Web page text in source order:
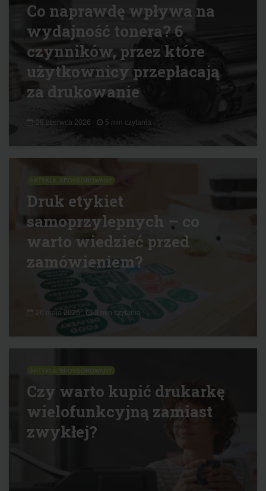
Co naprawdę wpływa na
wydajność tonera? 6
czynników, przez które
użytkownicy przepłacają
za drukowanie
28 czerwca 2026 5 min czytania
ARTYKUŁ SPONSOROWANY
Druk etykiet
samoprzylepnych – co
warto wiedzieć przed
zamówieniem?
26 maja 2026 3 min czytania
ARTYKUŁ SPONSOROWANY
Czy warto kupić drukarkę
wielofunkcyjną zamiast
zwykłej?